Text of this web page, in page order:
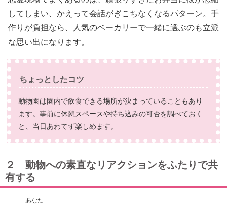
してしまい、かえって会話がぎこちなくなるパターン。手
作りが負担なら、人気のベーカリーで一緒に選ぶのも立派
な思い出になります。
ちょっとしたコツ
動物園は園内で飲食できる場所が決まっていることもあり
ます。事前に休憩スペースや持ち込みの可否を調べておく
と、当日あわてず楽しめます。
２ 動物への素直なリアクションをふたりで共
有する
あなた